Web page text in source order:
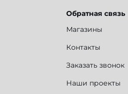
Обратная связь
Магазины
Контакты
Заказать звонок
Наши проекты